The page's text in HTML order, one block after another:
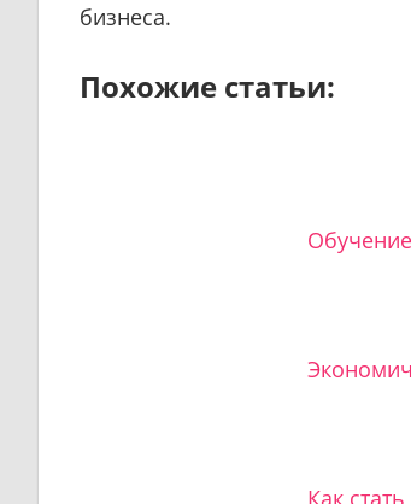
бизнеса.
Похожие статьи:
Как